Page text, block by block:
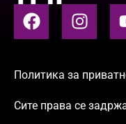
Политика за
Сите права се